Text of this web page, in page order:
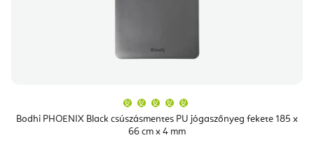
Bodhi PHOENIX Black csúszásmentes PU jógaszőnyeg fekete 185 x
66 cm x 4 mm
átlagos
értékelése